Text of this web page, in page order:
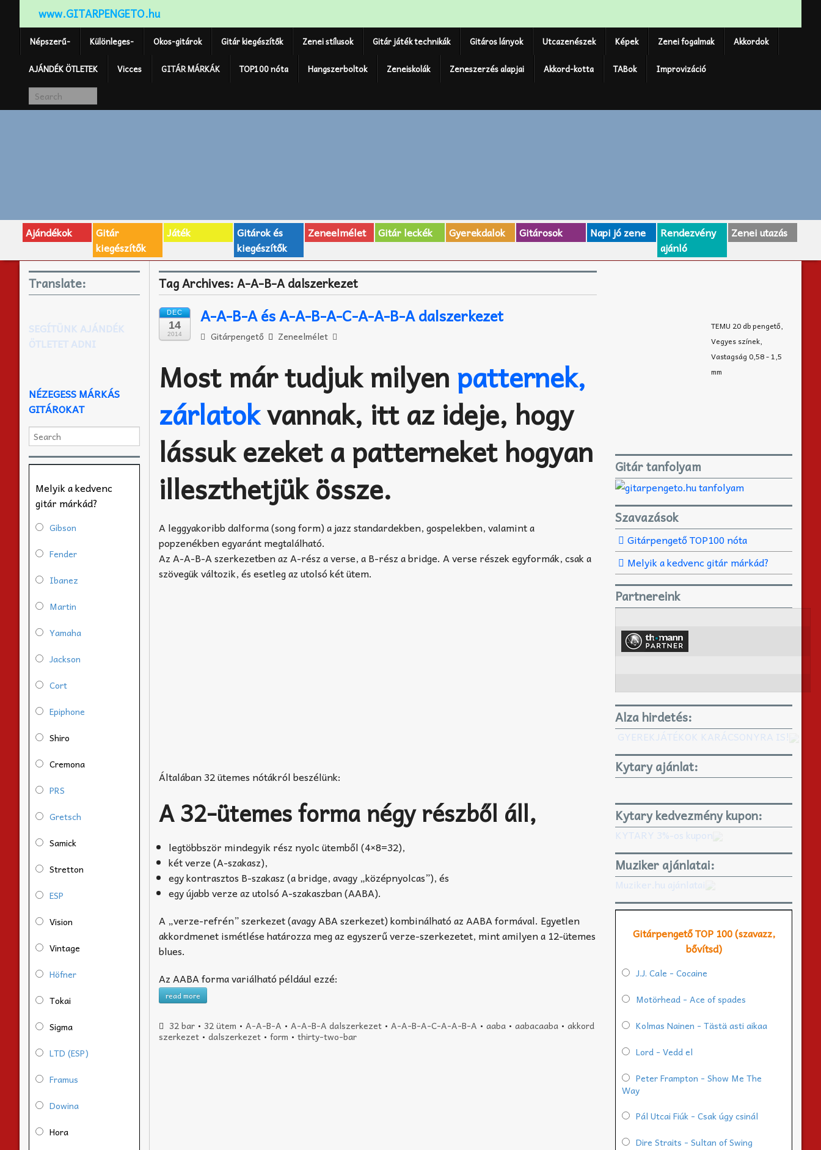
www.GITARPENGETO.hu
Népszerű- Különleges- Okos-gitárok Gitár kiegészítők Zenei stílusok Gitár játék technikák Gitáros lányok Utcazenészek Képek Zenei fogalmak Akkordok
AJÁNDÉK ÖTLETEK Vicces GITÁR MÁRKÁK TOP100 nóta Hangszerboltok Zeneiskolák Zeneszerzés alapjai Akkord-kotta TABok Improvizáció
Ajándékok
Gitár
kiegészítők
Játék
Gitárok és
kiegészítők
Zeneelmélet Gitár leckék Gyerekdalok Gitárosok Napi jó zene
Rendezvény
ajánló
Zenei utazás
Tag Archives:A-A-B-A dalszerkezet
DEC
14
2014
A-A-B-A és A-A-B-A-C-A-A-B-A dalszerkezet
Gitárpengető Zeneelmélet
Most már tudjuk milyenpatternek,
zárlatokvannak, itt az ideje, hogy
lássuk ezeket a patterneket hogyan
illeszthetjük össze.
A leggyakoribb dalforma (song form) a jazz standardekben, gospelekben, valamint a
popzenékben egyaránt megtalálható.
Az A-A-B-A szerkezetben az A-rész a verse, a B-rész a bridge. A verse részek egyformák, csak a
szövegük változik, és esetleg az utolsó két ütem.
Általában 32 ütemes nótákról beszélünk:
A 32-ütemes forma négy részből áll,
legtöbbször mindegyik rész nyolc ütemből (4×8=32),
két verze (A-szakasz),
egy kontrasztos B-szakasz (a bridge, avagy „középnyolcas”), és
egy újabb verze az utolsó A-szakaszban (AABA).
A „verze-refrén” szerkezet (avagy ABA szerkezet) kombinálható az AABA formával. Egyetlen
akkordmenet ismétlése határozza meg az egyszerű verze-szerkezetet, mint amilyen a 12-ütemes
blues.
Az AABA forma variálható például ezzé:
read more
32 bar• 32 ütem • A-A-B-A • A-A-B-A dalszerkezet• A-A-B-A-C-A-A-B-A • aaba• aabacaaba• akkord
szerkezet •dalszerkezet •form •thirty-two-bar
Translate:
SEGÍTÜNK AJÁNDÉK
ÖTLETET ADNI
NÉZEGESS MÁRKÁS
GITÁROKAT
Melyik a kedvenc
gitár márkád?
Gibson
Fender
Ibanez
Martin
Yamaha
Jackson
Cort
Epiphone
Shiro
Cremona
PRS
Gretsch
Samick
Stretton
ESP
Vision
Vintage
Höfner
Tokai
Sigma
LTD (ESP)
Framus
Dowina
Hora
TEMU 20 db pengető,
Vegyes színek,
Vastagság 0,58 - 1,5
mm
Gitár tanfolyam
Szavazások
Gitárpengető TOP100 nóta
Melyik a kedvenc gitár márkád?
Partnereink
Alza hirdetés:
GYEREKJÁTÉKOK KARÁCSONYRA IS!
Kytary ajánlat:
Kytary kedvezmény kupon:
KYTARY 3%-os kupon
Muziker ajánlatai:
Muziker.hu ajánlatai
Gitárpengető TOP 100 (szavazz,
bővítsd)
J.J. Cale - Cocaine
Motörhead - Ace of spades
Kolmas Nainen - Tästä asti aikaa
Lord - Vedd el
Peter Frampton - Show Me The
Way
Pál Utcai Fiúk - Csak úgy csinál
Dire Straits - Sultan of Swing